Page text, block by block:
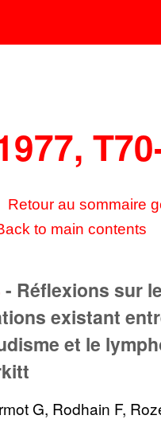
Retour au sommaire
to main contents
- Réflexions sur
existant
et le
G, Rodhain F,